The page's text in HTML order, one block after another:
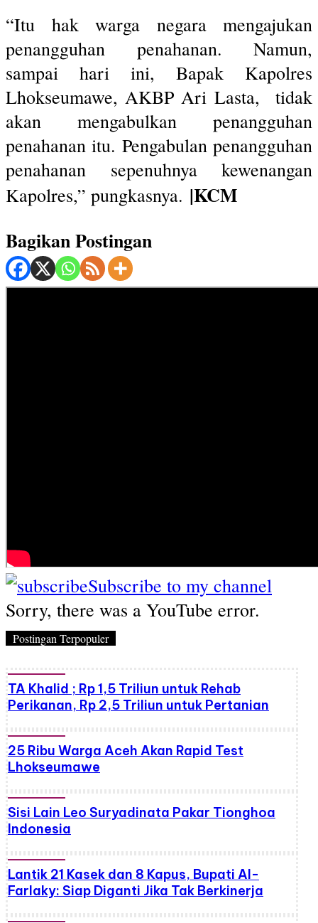
“Itu hak warga negara mengajukan
penangguhan penahanan. Namun,
sampai hari ini, Bapak Kapolres
Lhokseumawe, AKBP Ari Lasta, tidak
akan mengabulkan penangguhan
penahanan itu. Pengabulan penangguhan
penahanan sepenuhnya kewenangan
Kapolres,” pungkasnya. |KCM
Bagikan Postingan
Subscribe to my channel
Sorry, there was a YouTube error.
Postingan Terpopuler
TA Khalid ; Rp 1,5 Triliun untuk Rehab
Perikanan, Rp 2,5 Triliun untuk Pertanian
25 Ribu Warga Aceh Akan Rapid Test
Lhokseumawe
Sisi Lain Leo Suryadinata Pakar Tionghoa
Indonesia
Lantik 21 Kasek dan 8 Kapus, Bupati Al-
Farlaky: Siap Diganti Jika Tak Berkinerja